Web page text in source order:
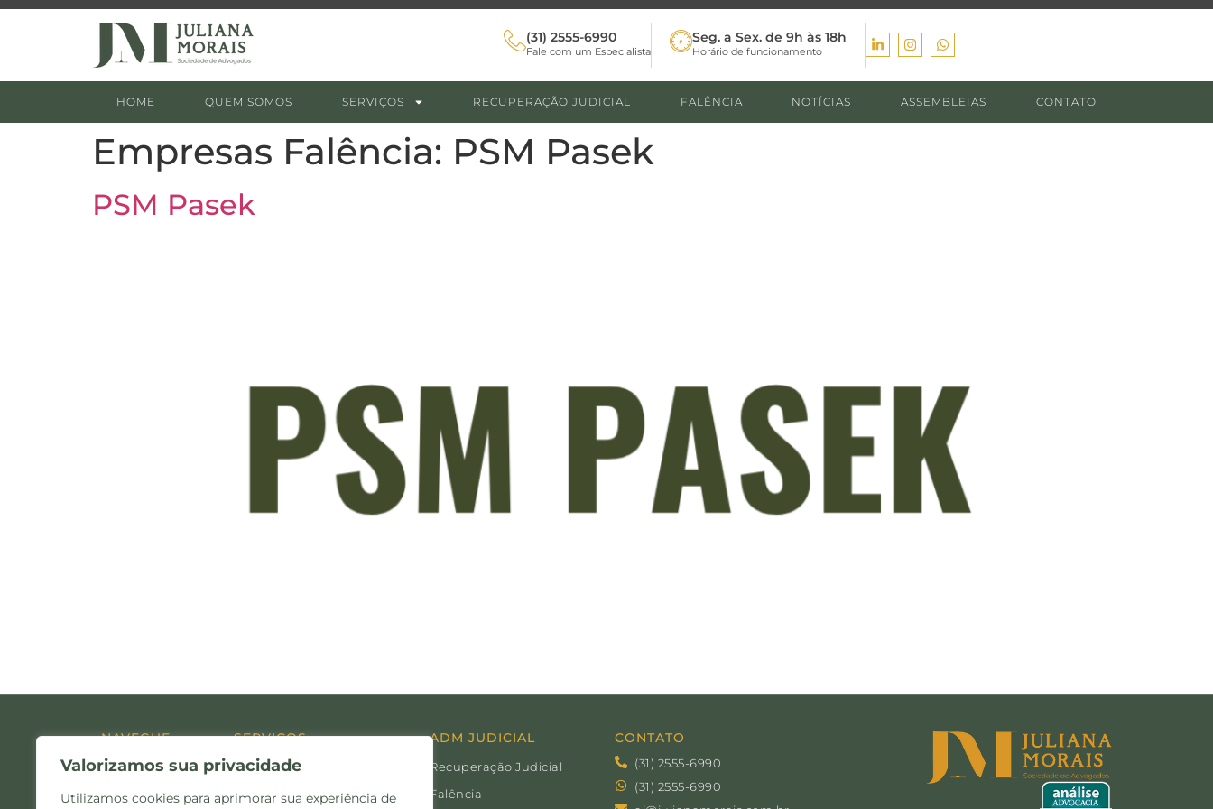
Valorizamos sua privacidade
Utilizamos cookies para aprimorar sua experiência de
(31) 2555-6990
Fale com um Especialista
Seg. a Sex. de 9h às 18h
Horário de funcionamento
HOME QUEM SOMOS SERVIÇOS RECUPERAÇÃO JUDICIAL FALÊNCIA NOTÍCIAS ASSEMBLEIAS CONTATO
Empresas Falência: PSM Pasek
PSM Pasek
NAVEGUE
Home
Quem Somos
SERVIÇOS
Administração Judicial
Consultoria
ADM JUDICIAL
Recuperação Judicial
Falência
CONTATO
(31) 2555-6990
(31) 2555-6990